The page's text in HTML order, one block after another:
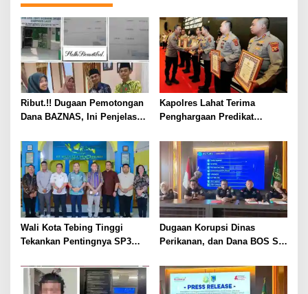
a
s
i
p
o
s
Ribut.!! Dugaan Pemotongan
Dana BAZNAS, Ini Penjelasan
Kapolres Lahat Terima
Penghargaan Predikat
Sumsel Tahun 2026
Wali Kota Tebing Tinggi
Tekankan Pentingnya SP3
Dugaan Korupsi Dinas
Perikanan, dan Dana BOS SD
Terus Dipertajam Kajari Lahat